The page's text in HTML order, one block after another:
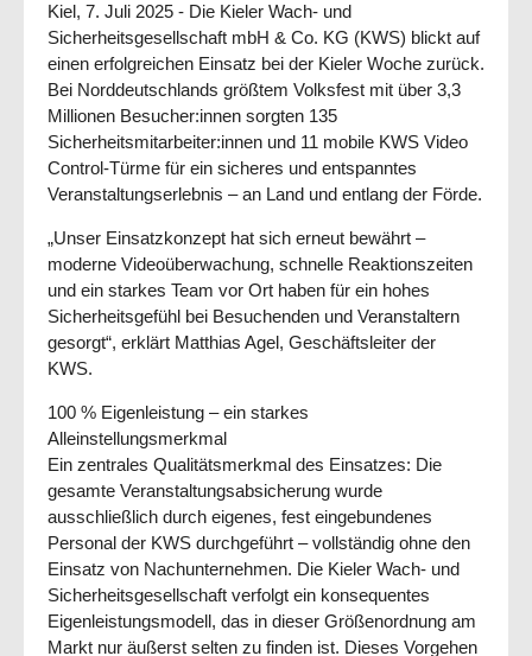
Kiel, 7. Juli 2025 - Die Kieler Wach- und
Sicherheitsgesellschaft mbH & Co. KG (KWS) blickt auf
einen erfolgreichen Einsatz bei der Kieler Woche zurück.
Bei Norddeutschlands größtem Volksfest mit über 3,3
Millionen Besucher:innen sorgten 135
Sicherheitsmitarbeiter:innen und 11 mobile KWS Video
Control-Türme für ein sicheres und entspanntes
Veranstaltungserlebnis – an Land und entlang der Förde.
„Unser Einsatzkonzept hat sich erneut bewährt –
moderne Videoüberwachung, schnelle Reaktionszeiten
und ein starkes Team vor Ort haben für ein hohes
Sicherheitsgefühl bei Besuchenden und Veranstaltern
gesorgt“, erklärt Matthias Agel, Geschäftsleiter der
KWS.
100 % Eigenleistung – ein starkes
Alleinstellungsmerkmal
Ein zentrales Qualitätsmerkmal des Einsatzes: Die
gesamte Veranstaltungsabsicherung wurde
ausschließlich durch eigenes, fest eingebundenes
Personal der KWS durchgeführt – vollständig ohne den
Einsatz von Nachunternehmen. Die Kieler Wach- und
Sicherheitsgesellschaft verfolgt ein konsequentes
Eigenleistungsmodell, das in dieser Größenordnung am
Markt nur äußerst selten zu finden ist. Dieses Vorgehen